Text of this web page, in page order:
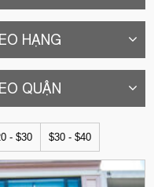
HẠNG
QUẬN
- $30 $30 - $40